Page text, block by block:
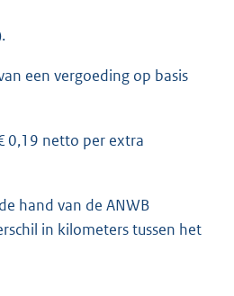
een vergoeding op basis
0,19 netto per extra
hand van de ANWB
in kilometers tussen het